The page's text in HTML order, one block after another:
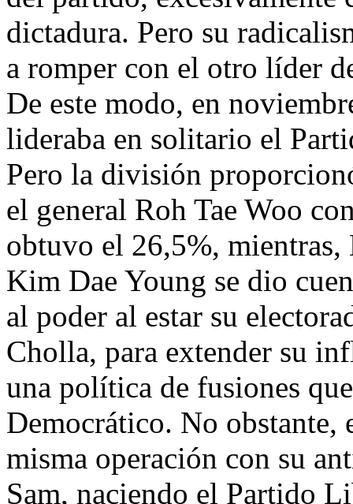
dictadura. Pero su
a romper con el otro líder
De este modo, en
lideraba en solitario el
Pero la división
el general Roh Tae Woo
obtuvo el 26,5%,
Kim Dae Young se dio
al poder al estar su
Cholla, para extender su
una política de fusiones
Democrático. No
misma operación con su
Sam, naciendo el Partido